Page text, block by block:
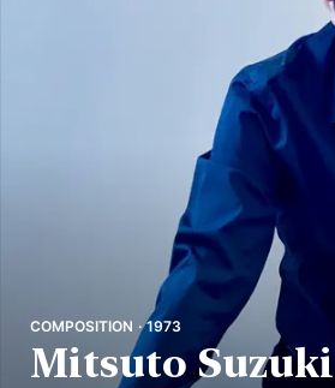
COMPOSITION · 1973
Mitsuto Suzuki